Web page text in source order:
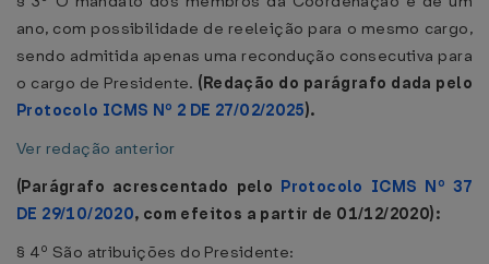
ano, com possibilidade de reeleição para o mesmo cargo,
sendo admitida apenas uma recondução consecutiva para
o cargo de Presidente. (Redação do parágrafo dada pelo
Protocolo ICMS Nº 2 DE 27/02/2025).
Ver redação anterior
(Parágrafo acrescentado pelo Protocolo ICMS Nº 37
DE 29/10/2020, com efeitos a partir de 01/12/2020):
§ 4º São atribuições do Presidente: